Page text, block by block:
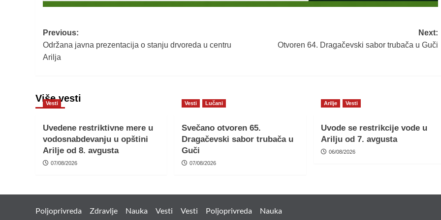
Post
navigation
Previous:
Održana javna prezentacija o stanju drvoreda u centru
Arilja
Next:
Otvoren 64. Dragačevski sabor trubača u Guči
Više vesti
Vesti
Uvedene restriktivne mere u
vodosnabdevanju u opštini
Arilje od 8. avgusta
07/08/2026
Vesti Lučani
Svečano otvoren 65.
Dragačevski sabor trubača u
Guči
07/08/2026
Arilje Vesti
Uvode se restrikcije vode u
Arilju od 7. avgusta
06/08/2026
Poljoprivreda Zdravlje Nauka Vesti Vesti Poljoprivreda Nauka